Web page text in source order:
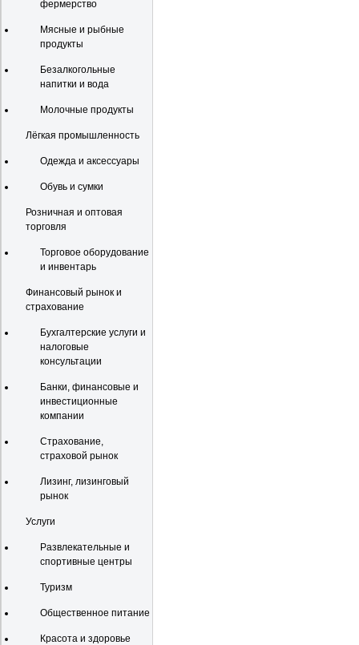
фермерство
Мясные и рыбные
продукты
Безалкогольные
напитки и вода
Молочные продукты
Лёгкая промышленность
Одежда и аксессуары
Обувь и сумки
Розничная и оптовая
торговля
Торговое оборудование
и инвентарь
Финансовый рынок и
страхование
Бухгалтерские услуги и
налоговые
консультации
Банки, финансовые и
инвестиционные
компании
Страхование,
страховой рынок
Лизинг, лизинговый
рынок
Услуги
Развлекательные и
спортивные центры
Туризм
Общественное питание
Красота и здоровье